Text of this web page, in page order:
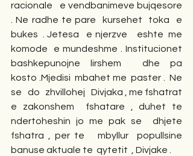
racionale   e vendbanimeve bujqesore
. Ne radhe te pare  kursehet  toka  e
bukes  . Jetesa   e njerzve    eshte  me
komode  e mundeshme . Institucionet
bashkepunojne lirshem  dhe pa
kosto .Mjedisi  mbahet me  paster .  Ne
se   do   zhvillohej   Divjaka , me fshatrat
e zakonshem  fshatare , duhet te
ndertoheshin jo me pak se  dhjete
fshatra , per te   mbyllur  popullsine
banuse aktuale te  qytetit  , Divjake .